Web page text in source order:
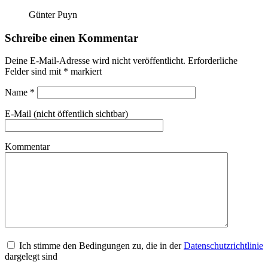
Günter Puyn
Schreibe einen Kommentar
Deine E-Mail-Adresse wird nicht veröffentlicht. Erforderliche
Felder sind mit * markiert
Name *
E-Mail (nicht öffentlich sichtbar)
Kommentar
Ich stimme den Bedingungen zu, die in derDatenschutzrichtlinie
dargelegt sind